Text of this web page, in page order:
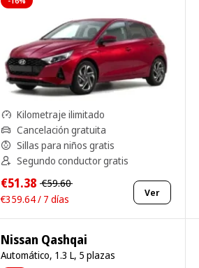
Kilometraje ilimitado
Cancelación gratuita
Sillas para niños gratis
Segundo conductor gratis
€51.38 €59.60
€359.64 / 7 días
Ver
Nissan Qashqai
Automático, 1.3 L, 5 plazas